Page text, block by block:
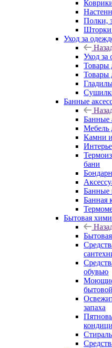
Полки,
Шторки
Уход за
Уход за
Товары
Товары
Банные
Банные
Мебель
Камни
бани
Банные
Банная
Бытовая
обувью
Моющие
запаха